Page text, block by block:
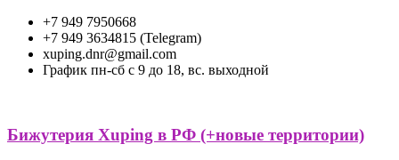
+7 949 7950668
+7 949 3634815 (Telegram)
xuping.dnr@gmail.com
График пн-сб с 9 до 18, вс. выходной
Бижутерия Xuping в РФ (+новые территории)